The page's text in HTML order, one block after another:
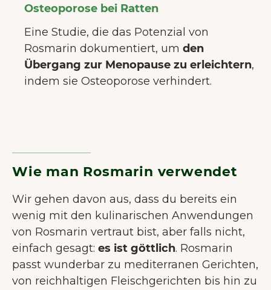
Osteoporose bei Ratten
Eine Studie, die das Potenzial von
Rosmarin dokumentiert, um den
Übergang zur Menopause zu erleichtern,
indem sie Osteoporose verhindert.
Wie man Rosmarin verwendet
Wir gehen davon aus, dass du bereits ein
wenig mit den kulinarischen Anwendungen
von Rosmarin vertraut bist, aber falls nicht,
einfach gesagt: es ist göttlich. Rosmarin
passt wunderbar zu mediterranen Gerichten,
von reichhaltigen Fleischgerichten bis hin zu